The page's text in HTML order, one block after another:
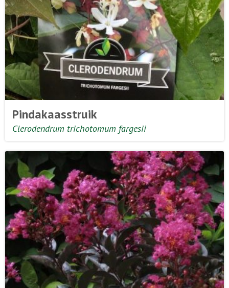
Pindakaasstruik
Clerodendrum trichotomum fargesii